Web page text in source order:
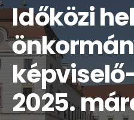
Időközi
2025.